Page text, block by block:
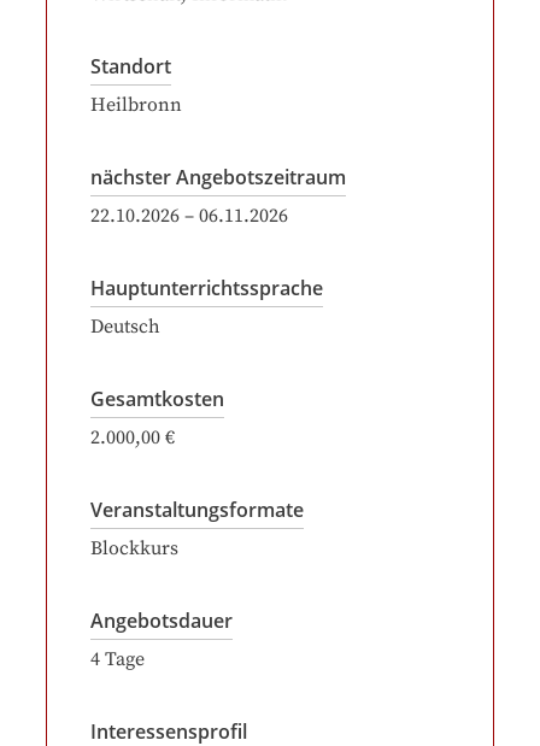
Standort
Heilbronn
nächster Angebotszeitraum
22.10.2026 – 06.11.2026
Hauptunterrichtssprache
Deutsch
Gesamtkosten
2.000,00 €
Veranstaltungsformate
Blockkurs
Angebotsdauer
4 Tage
Interessensprofil